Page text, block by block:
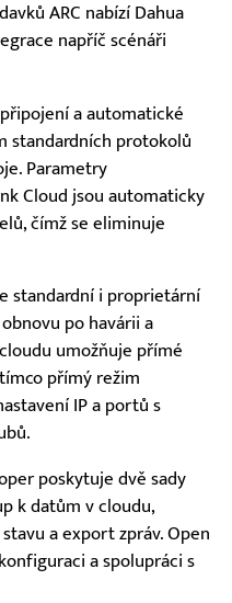
ARC nabízí Dahua
napříč scénáři
a automatické
standardních protokolů
Parametry
Cloud jsou automaticky
čímž se eliminuje
standardní i proprietární
po havárii a
umožňuje přímé
přímý režim
IP a portů s
poskytuje dvě sady
k datům v cloudu,
a export zpráv. Open
a spolupráci s